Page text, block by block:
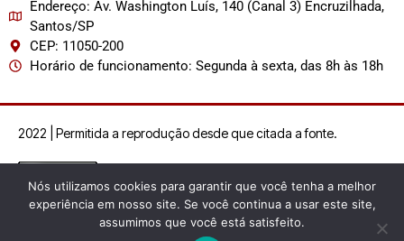
Endereço: Av. Washington Luís, 140 (Canal 3) Encruzilhada,
Santos/SP
CEP: 11050-200
Horário de funcionamento: Segunda à sexta, das 8h às 18h
2022 | Permitida a reprodução desde que citada a fonte.
Nós utilizamos cookies para garantir que você tenha a melhor
experiência em nosso site. Se você continua a usar este site,
assumimos que você está satisfeito.